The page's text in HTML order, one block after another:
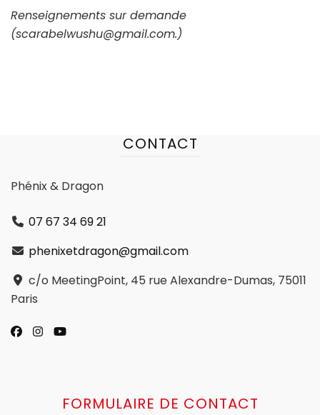
Renseignements sur demande
(scarabelwushu@gmail.com.)
CONTACT
Phénix & Dragon
07 67 34 69 21
phenixetdragon@gmail.com
c/o MeetingPoint, 45 rue Alexandre-Dumas, 75011
Paris
FORMULAIRE DE CONTACT